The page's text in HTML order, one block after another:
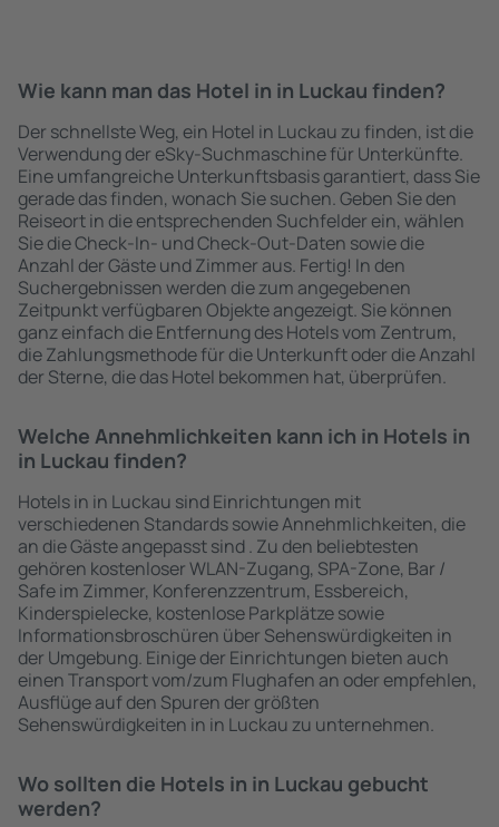
Wie kann man das Hotel in in Luckau finden?
Der schnellste Weg, ein Hotel in Luckau zu finden, ist die
Verwendung der eSky-Suchmaschine für Unterkünfte.
Eine umfangreiche Unterkunftsbasis garantiert, dass Sie
gerade das finden, wonach Sie suchen. Geben Sie den
Reiseort in die entsprechenden Suchfelder ein, wählen
Sie die Check-In- und Check-Out-Daten sowie die
Anzahl der Gäste und Zimmer aus. Fertig! In den
Suchergebnissen werden die zum angegebenen
Zeitpunkt verfügbaren Objekte angezeigt. Sie können
ganz einfach die Entfernung des Hotels vom Zentrum,
die Zahlungsmethode für die Unterkunft oder die Anzahl
der Sterne, die das Hotel bekommen hat, überprüfen.
Welche Annehmlichkeiten kann ich in Hotels in
in Luckau finden?
Hotels in in Luckau sind Einrichtungen mit
verschiedenen Standards sowie Annehmlichkeiten, die
an die Gäste angepasst sind . Zu den beliebtesten
gehören kostenloser WLAN-Zugang, SPA-Zone, Bar /
Safe im Zimmer, Konferenzzentrum, Essbereich,
Kinderspielecke, kostenlose Parkplätze sowie
Informationsbroschüren über Sehenswürdigkeiten in
der Umgebung. Einige der Einrichtungen bieten auch
einen Transport vom/zum Flughafen an oder empfehlen,
Ausflüge auf den Spuren der größten
Sehenswürdigkeiten in in Luckau zu unternehmen.
Wo sollten die Hotels in in Luckau gebucht
werden?